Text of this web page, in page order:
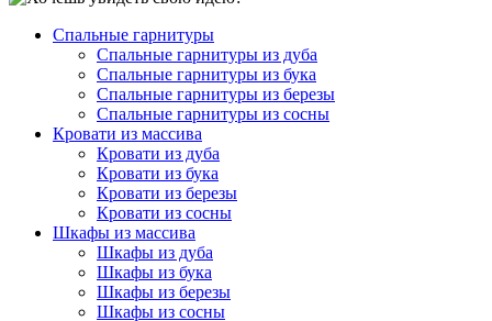
Спальные гарнитуры
Спальные гарнитуры из дуба
Спальные гарнитуры из бука
Спальные гарнитуры из березы
Спальные гарнитуры из сосны
Кровати из массива
Кровати из дуба
Кровати из бука
Кровати из березы
Кровати из сосны
Шкафы из массива
Шкафы из дуба
Шкафы из бука
Шкафы из березы
Шкафы из сосны